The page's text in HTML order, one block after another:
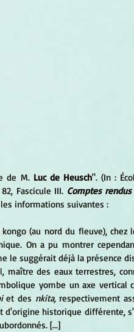
de M.
Luc de Heusch". (In :
Fascicule III. Comptes
informations suivantes :
On a pu montrer
le suggérait déjà la présence
yombe un axe
et des nkita, respectivement
d'origine historique différente,
[...]